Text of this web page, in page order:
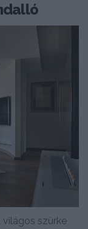
világos szürke